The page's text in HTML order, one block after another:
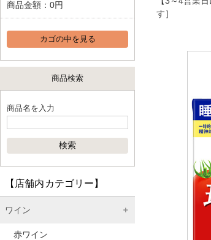
商品金額： 0円
カゴの中を見る
商品検索
商品名を入力
【店舗内カテゴリー】
ワイン
赤ワイン
す］